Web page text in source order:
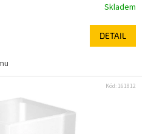
Skladem
DETAIL
Kód: 161812